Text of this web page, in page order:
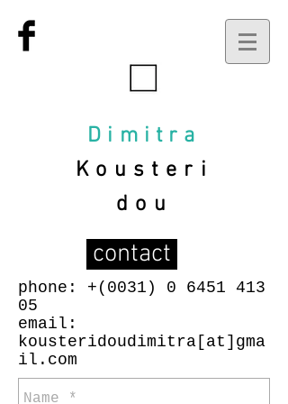
Dimitra
Kousteri
dou
contact
phone: +(0031) 0 6451 413
05
email:
kousteridoudimitra[at]gma
il.com